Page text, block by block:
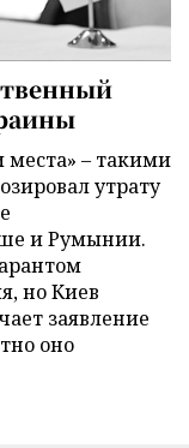
места» – такими
утрату
и Румынии.
но Киев
заявление
оно